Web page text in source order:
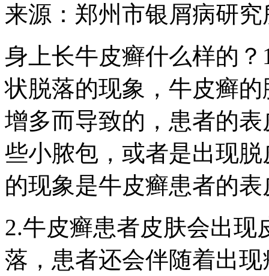
来源：郑州市银屑病研
身上长牛皮癣什么样的
状脱落的现象，牛皮癣
增多而导致的，患者的
些小脓包，或者是出现
的现象是牛皮癣患者的
2.牛皮癣患者皮肤会出现
落，患者还会伴随着出